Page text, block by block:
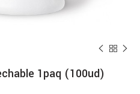
1paq (100ud)